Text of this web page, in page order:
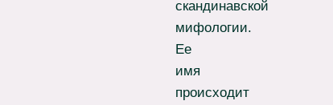
скандинавской
мифологии.
Ее
имя
происходит